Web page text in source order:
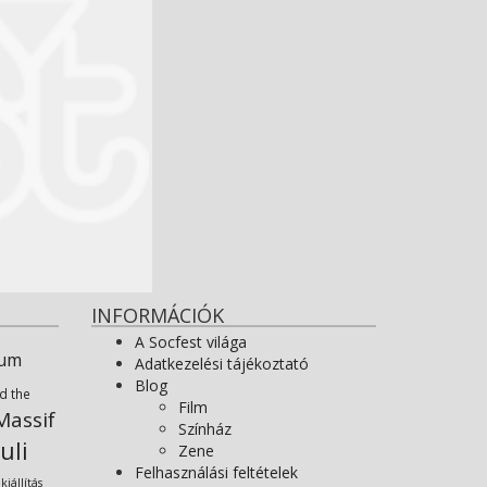
the
kiállítás
INFORMÁCIÓK
A Socfest világa
Adatkezelési tájékoztató
Blog
Film
Színház
Zene
Felhasználási feltételek